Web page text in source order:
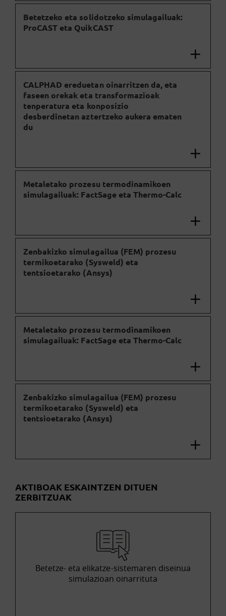
Betetzeko eta solidotzeko simulagailuak:
ProCAST eta QuikCAST
CALPHAD ereduetan oinarritzen da, eta
faseen orekak eta transformazioak
tenperatura eta konposizio
desberdinetan aztertzeko aukera ematen
du
Metaletako prozesu termodinamikoen
simulagailuak: FactSage eta Thermo-Calc
Zenbakizko simulagailua (FEM) prozesu
termikoetarako (Sysweld) eta
tentsioetarako (Ansys)
Metaletako prozesu termodinamikoen
simulagailuak: FactSage eta Thermo-Calc
Zenbakizko simulagailua (FEM) prozesu
termikoetarako (Sysweld) eta
tentsioetarako (Ansys)
AKTIBOAK ESKAINTZEN DITUEN
ZERBITZUAK
Betetze- eta elikatze-sistemaren diseinua
simulazioan oinarrituta